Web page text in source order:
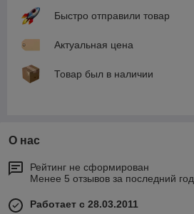
Быстро отправили товар
Актуальная цена
Товар был в наличии
О нас
Рейтинг не сформирован
Менее 5 отзывов за последний год
Работает с 28.03.2011